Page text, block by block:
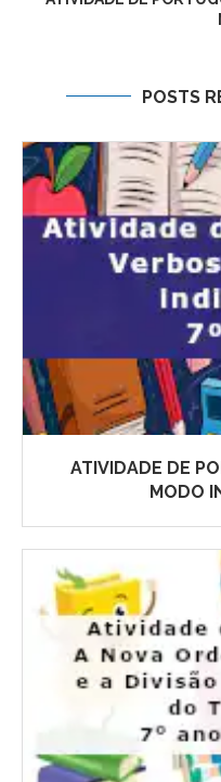
POSTS
ATIVIDADE DE
MODO